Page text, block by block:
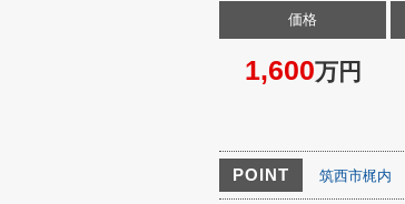
価格
1,600万円
POINT 筑西市梶内